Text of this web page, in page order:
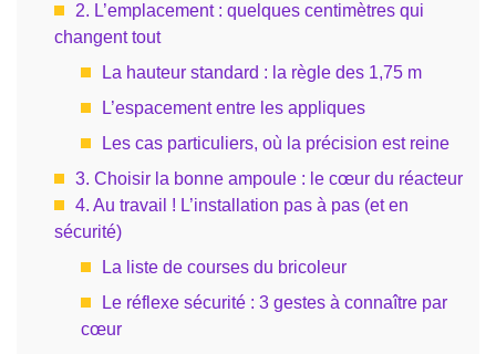
2. L’emplacement : quelques centimètres qui
changent tout
La hauteur standard : la règle des 1,75 m
L’espacement entre les appliques
Les cas particuliers, où la précision est reine
3. Choisir la bonne ampoule : le cœur du réacteur
4. Au travail ! L’installation pas à pas (et en
sécurité)
La liste de courses du bricoleur
Le réflexe sécurité : 3 gestes à connaître par
cœur